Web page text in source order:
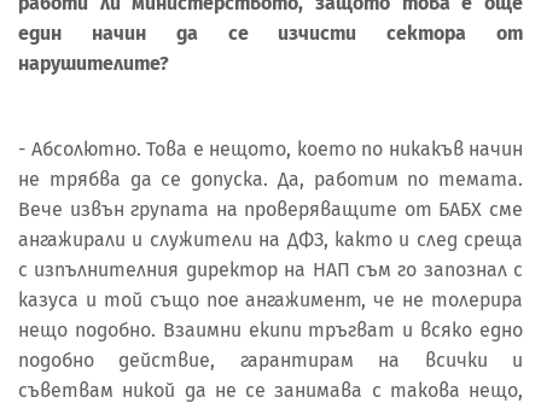
един начин да се изчисти сектора от
нарушителите?
- Абсолютно. Това е нещото, което по никакъв начин
не трябва да се допуска. Да, работим по темата.
Вече извън групата на проверяващите от БАБХ сме
ангажирали и служители на ДФЗ, както и след среща
с изпълнителния директор на НАП съм го запознал с
казуса и той също пое ангажимент, че не толерира
нещо подобно. Взаимни екипи тръгват и всяко едно
подобно действие, гарантирам на всички и
съветвам никой да не се занимава с такова нещо,